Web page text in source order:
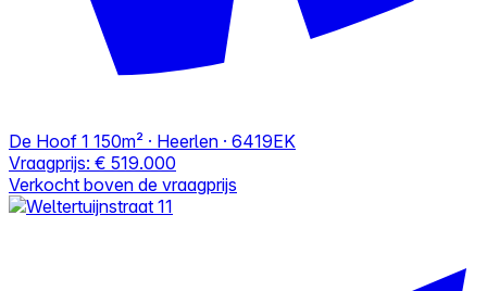
De Hoof 1 150m² · Heerlen · 6419EK
Vraagprijs: € 519.000
Verkocht boven de vraagprijs